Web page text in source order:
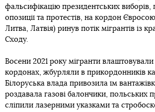
фальсифікацію президентських
опозиції та протестів, на кордон
Литва, Латвія) ринув потік мігрантів із
Сходу.
Восени 2021 року мігранти
кордонах, жбурляли в прикордонників
Білоруська влада привозила їм
роздавала газові балончики, польських
сліпили лазерними указками та